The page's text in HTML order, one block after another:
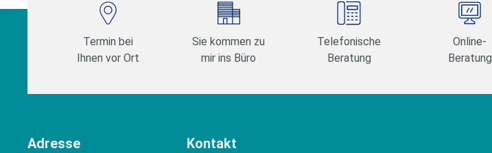
Termin bei
Ihnen vor Ort
Sie kommen zu
mir ins Büro
Telefonische
Beratung
Online-
Beratung
Adresse Kontakt